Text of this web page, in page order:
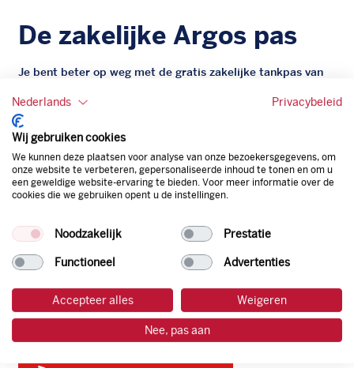
De zakelijke Argos pas
Je bent beter op weg met de gratis zakelijke tankpas van
digitale facturatiesysteem dat automatisch alles bijhoudt.
Zo bespaar je dus tijd, geld en energie.
Onze tankpas is super flexibel, zo geniet je van het gemak
van een flexibele limiet, zit je niet vast aan een contract en
bepaal je zelf of er wel of geen andere producten dan
Bovendien profiteer je altijd van een gegarandeerde
natuurlijk de prijs aan de pomp. Zo ben je altijd verzekerd
tankpas aanvragen
Nederlands Privacybeleid
Wij gebruiken cookies
We kunnen deze plaatsen voor analyse van onze bezoekersgegevens, om
onze website te verbeteren, gepersonaliseerde inhoud te tonen en om u
een geweldige website-ervaring te bieden. Voor meer informatie over de
cookies die we gebruiken opent u de instellingen.
Noodzakelijk Prestatie
Functioneel Advertenties
Accepteer alles Weigeren
Nee, pas aan